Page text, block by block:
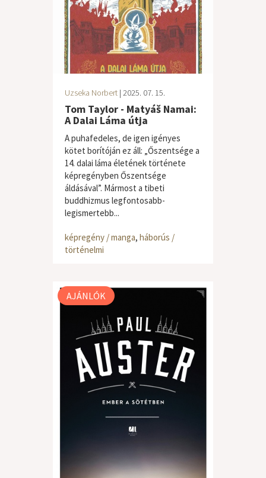
Uzseka Norbert | 2025. 07. 15.
Tom Taylor - Matyáš Namai:
A Dalai Láma útja
A puhafedeles, de igen igényes
kötet borítóján ez áll: „Őszentsége a
14. dalai láma életének története
képregényben Őszentsége
áldásával”. Mármost a tibeti
buddhizmus legfontosabb-
legismertebb...
képregény / manga, háborús /
történelmi
AJÁNLÓK